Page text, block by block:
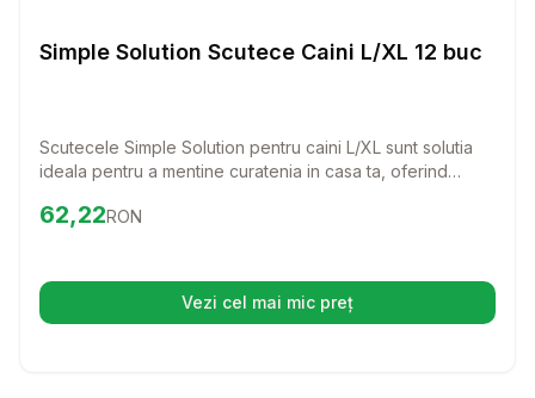
Scutece
Simple Solution Scutece Caini L/XL 12 buc
Scutecele Simple Solution pentru caini L/XL sunt solutia
ideala pentru a mentine curatenia in casa ta, oferind
prietenos si usor de utilizat, aceste scutece sunt perfecte
Preț:62.22
62,22RON
Vezi cel mai mic preț(se deschide într-o filă nouă)